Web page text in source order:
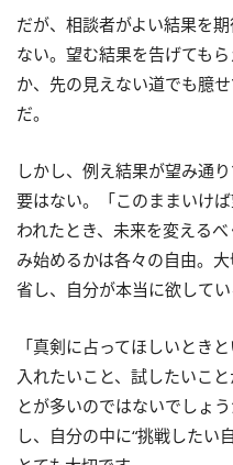
だが、相談者がよい結果を
ない。望む結果を告げても
か、先の見えない道でも臆
だ。
しかし、例え結果が望み通
要はない。「このままいけ
われたとき、未来を変える
み始めるかは各々の自由。
省し、自分が本当に欲して
「真剣に占ってほしいとき
入れたいこと、試したいこ
とが多いのではないでしょ
し、自分の中に“挑戦したい